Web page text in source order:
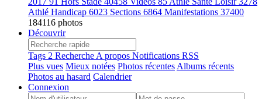
Athlé Handicap 6023 Sections 6864 Manifestations 37400
184116 photos
Découvrir
Tags 2 Recherche A propos Notifications RSS
Plus vues Mieux notées Photos récentes Albums récents
Photos au hasard Calendrier
Connexion